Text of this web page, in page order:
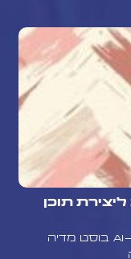
תוכן
מהפכת האוטומציה השיווקית בעידן ה-AI בוסט מדיה